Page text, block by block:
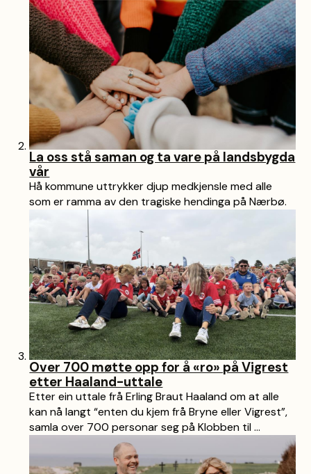
La oss stå saman og ta vare på landsbygda
vår
Hå kommune uttrykker djup medkjensle med alle
som er ramma av den tragiske hendinga på Nærbø.
Over 700 møtte opp for å «ro» på Vigrest
etter Haaland-uttale
Etter ein uttale frå Erling Braut Haaland om at alle
kan nå langt “enten du kjem frå Bryne eller Vigrest”,
samla over 700 personar seg på Klobben til ...